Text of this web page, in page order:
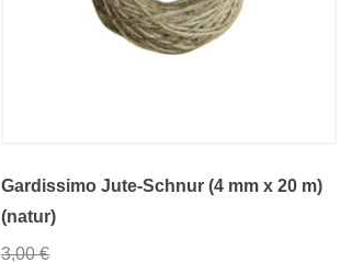
Gardissimo Jute-Schnur (4 mm x 20 m)
(natur)
3,00 €